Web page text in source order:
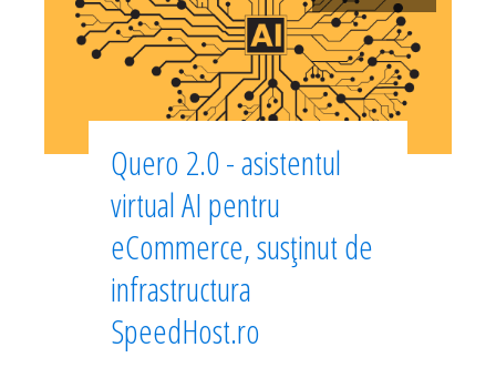
Quero 2.0 - asistentul
virtual AI pentru
eCommerce, susținut de
infrastructura
SpeedHost.ro